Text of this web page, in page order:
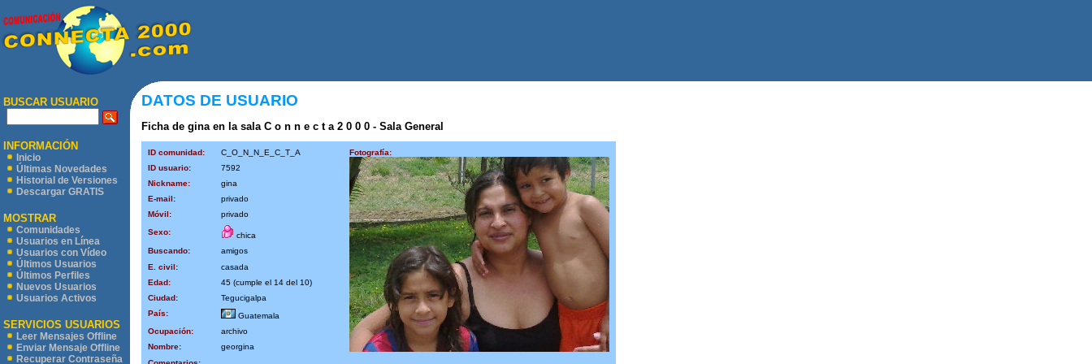
BUSCAR USUARIO
INFORMACIÓN
Inicio
Últimas Novedades
Historial de Versiones
Descargar GRATIS
MOSTRAR
Comunidades
Usuarios en Línea
Usuarios con Vídeo
Últimos Usuarios
Últimos Perfiles
Nuevos Usuarios
Usuarios Activos
SERVICIOS USUARIOS
Leer Mensajes Offline
Enviar Mensaje Offline
Recuperar Contraseña
DATOS DE USUARIO
Ficha de gina en la sala C o n n e c t a 2 0 0 0 - Sala General
ID comunidad: C_O_N_N_E_C_T_A
Fotografía:
ID usuario:
7592
Nickname:
gina
E-mail:
privado
Móvil:
privado
Sexo:
chica
Buscando:
amigos
E. civil:
casada
Edad:
45 (cumple el 14 del 10)
Ciudad:
Tegucigalpa
País:
Guatemala
Ocupación:
archivo
Nombre:
georgina